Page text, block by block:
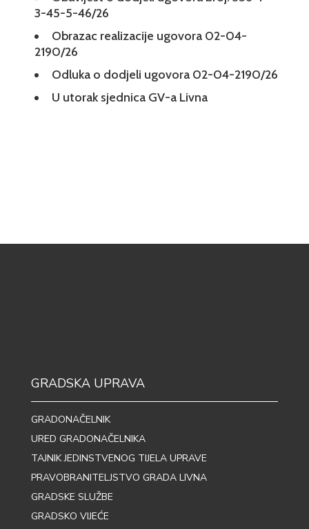
3-45-5-46/26
Obrazac realizacije ugovora 02-04-
2190/26
Odluka o dodjeli ugovora 02-04-2190/26
U utorak sjednica GV-a Livna
GRADSKA UPRAVA
GRADONAČELNIK
URED GRADONAČELNIKA
TAJNIK JEDINSTVENOG TIJELA UPRAVE
PRAVOBRANITELJSTVO GRADA LIVNA
GRADSKE SLUŽBE
GRADSKO VIJEĆE